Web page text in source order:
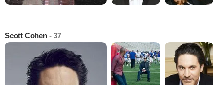
Scott Cohen - 37